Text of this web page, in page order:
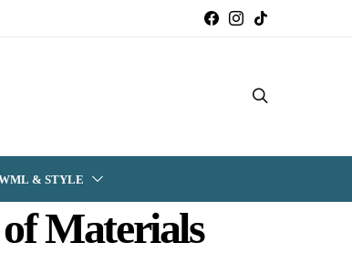
& STYLE
Materials